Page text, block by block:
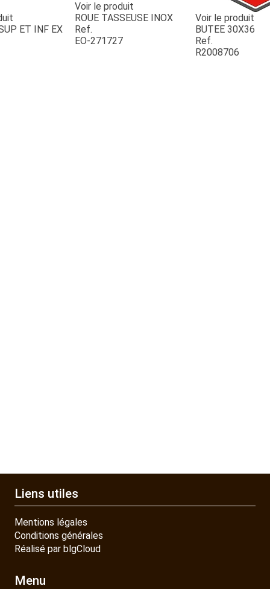
ET INF EX
Voir le produit
ROUE TASSEUSE INOX
Ref.
EO-271727
Voir le produit
BUTEE 30X36
Ref.
R2008706
Liens utiles
Mentions légales
Conditions générales
Réalisé par blgCloud
Menu